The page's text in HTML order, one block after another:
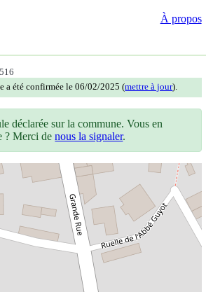
À propos
a été confirmée le 06/02/2025 (mettre à jour).
déclarée sur la commune. Vous en
? Merci denous la signaler.